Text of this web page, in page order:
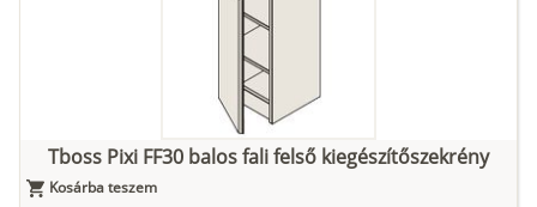
Nádzöld
Antracit Matt fekete
Tboss Pixi FF30 balos fali felső kiegészítőszekrény
Kosárba teszem